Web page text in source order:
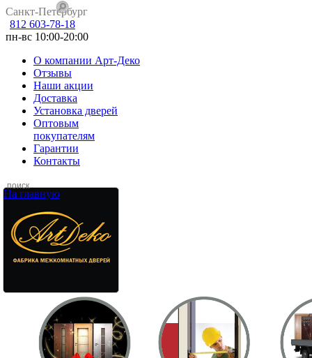
Санкт-Петербург
812 603-78-18
пн-вс 10:00-20:00
О компании Арт-Деко
Отзывы
Наши акции
Доставка
Установка дверей
Оптовым
покупателям
Гарантии
Контакты
На главную